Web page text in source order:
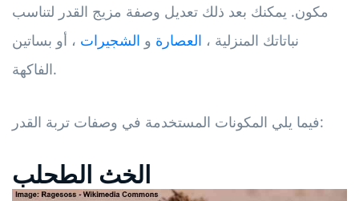
مكون. يمكنك بعد ذلك تعديل وصفة مزيج القدر لتناسب
نباتاتك المنزلية ، العصارة و الشجيرات ، أو بساتين
الفاكهة.
فيما يلي المكونات المستخدمة في وصفات تربة القدر:
الخث الطحلب